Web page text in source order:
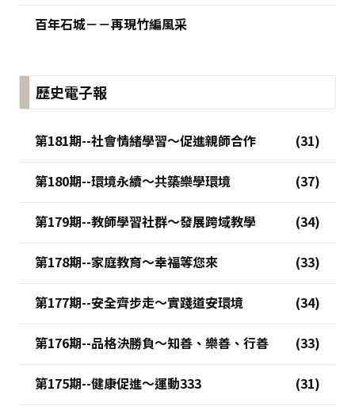
百年石城－－再現竹編風采
歷史電子報
第181期--社會情緒學習～促進親師合作
第180期--環境永續～共築樂學環境
第179期--教師學習社群～發展跨域教學
第178期--家庭教育～幸福等您來
第177期--安全齊步走～實踐道安環境
第176期--品格決勝負～知善、樂善、行善
第175期--健康促進～運動333